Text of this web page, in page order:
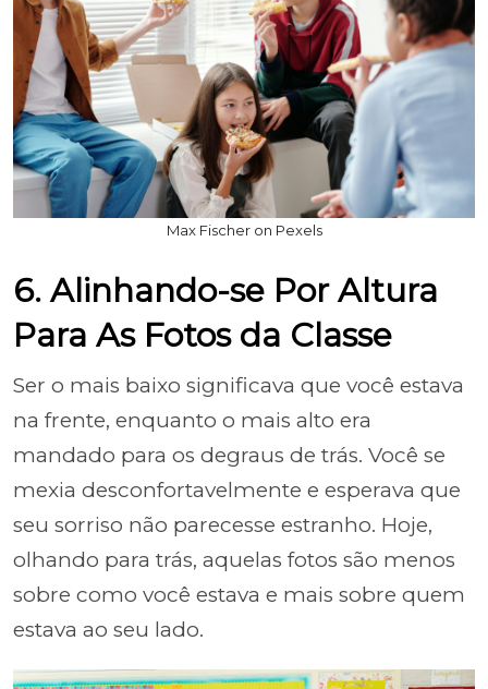
Max Fischer on Pexels
6. Alinhando-se Por Altura
Para As Fotos da Classe
Ser o mais baixo significava que você estava
na frente, enquanto o mais alto era
mandado para os degraus de trás. Você se
mexia desconfortavelmente e esperava que
seu sorriso não parecesse estranho. Hoje,
olhando para trás, aquelas fotos são menos
sobre como você estava e mais sobre quem
estava ao seu lado.